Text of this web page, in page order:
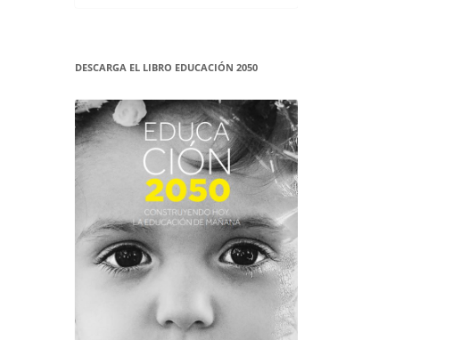
DESCARGA EL LIBRO EDUCACIÓN 2050